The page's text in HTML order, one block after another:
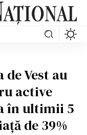
Vest au
active
în ultimii 5
de 39%